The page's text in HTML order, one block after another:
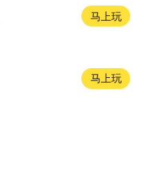
马上玩
马上玩